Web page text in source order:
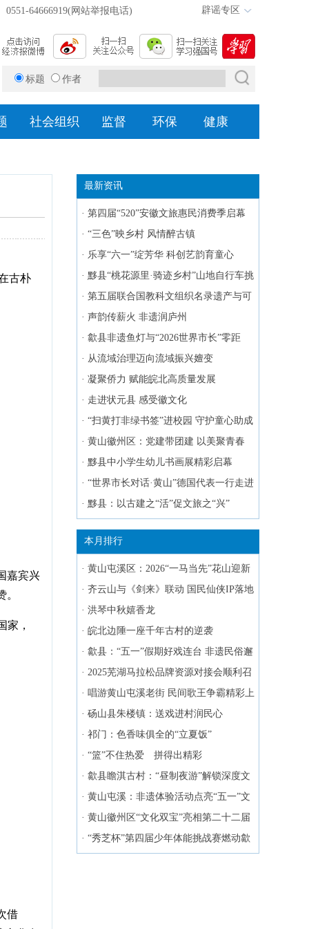
0551-64666919(网站举报电话) 辟谣专区
标题 作者
社会组织 监督 环保 健康
古朴
嘉宾兴
家，
借
最新资讯
· 第四届“520”安徽文旅惠民消费季启幕
· “三色”映乡村 风情醉古镇
· 乐享“六一”绽芳华 科创艺韵育童心
· 黟县“桃花源里·骑迹乡村”山地自行车挑
战赛圆满举行
· 第五届联合国教科文组织名录遗产与可
持续发展黄山对话会举办
· 声韵传薪火 非遗润庐州
· 歙县非遗鱼灯与“2026世界市长”零距
离“对话”
· 从流域治理迈向流域振兴嬗变
· 凝聚侨力 赋能皖北高质量发展
· 走进状元县 感受徽文化
· “扫黄打非绿书签”进校园 守护童心助成
长
· 黄山徽州区：党建带团建 以美聚青春
· 黟县中小学生幼儿书画展精彩启幕
· “世界市长对话·黄山”德国代表一行走进
屯溪老街
· 黟县：以古建之“活”促文旅之“兴”
本月排行
· 黄山屯溪区：2026“一马当先”花山迎新
跑启幕
· 齐云山与《剑来》联动 国民仙侠IP落地
白岳
· 洪琴中秋嬉香龙
· 皖北边陲一座千年古村的逆袭
· 歙县：“五一”假期好戏连台 非遗民俗邂
逅戏剧雅韵
· 2025芜湖马拉松品牌资源对接会顺利召
开
· 唱游黄山屯溪老街 民间歌王争霸精彩上
演
· 砀山县朱楼镇：送戏进村润民心
· 祁门：色香味俱全的“立夏饭”
· “篮”不住热爱 拼得出精彩
· 歙县瞻淇古村：“昼制夜游”解锁深度文
化体验
· 黄山屯溪：非遗体验活动点亮“五一”文
旅市场
· 黄山徽州区“文化双宝”亮相第二十二届
深圳文博会
· “秀芝杯”第四届少年体能挑战赛燃动歙